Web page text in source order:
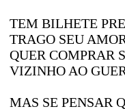
TEM BILHETE
TRAGO SEU
QUER COMPRAR
VIZINHO AO
MAS SE PENSAR